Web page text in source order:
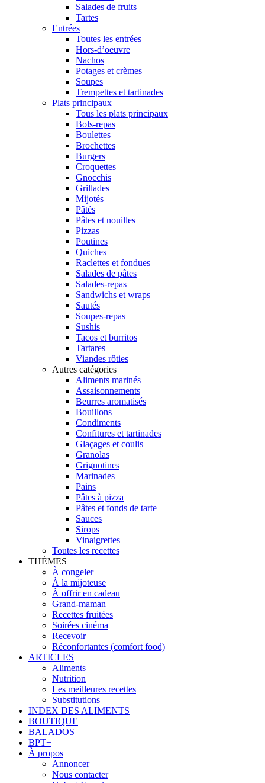
Salades de fruits
Tartes
Entrées
Toutes les entrées
Hors-d’oeuvre
Nachos
Potages et crèmes
Soupes
Trempettes et tartinades
Plats principaux
Tous les plats principaux
Bols-repas
Boulettes
Brochettes
Burgers
Croquettes
Gnocchis
Grillades
Mijotés
Pâtés
Pâtes et nouilles
Pizzas
Poutines
Quiches
Raclettes et fondues
Salades de pâtes
Salades-repas
Sandwichs et wraps
Sautés
Soupes-repas
Sushis
Tacos et burritos
Tartares
Viandes rôties
Autres catégories
Aliments marinés
Assaisonnements
Beurres aromatisés
Bouillons
Condiments
Confitures et tartinades
Glaçages et coulis
Granolas
Grignotines
Marinades
Pains
Pâtes à pizza
Pâtes et fonds de tarte
Sauces
Sirops
Vinaigrettes
Toutes les recettes
THÈMES
À congeler
À la mijoteuse
À offrir en cadeau
Grand-maman
Recettes fruitées
Soirées cinéma
Recevoir
Réconfortantes (comfort food)
ARTICLES
Aliments
Nutrition
Les meilleures recettes
Substitutions
INDEX DES ALIMENTS
BOUTIQUE
BALADOS
BPT+
À propos
Annoncer
Nous contacter